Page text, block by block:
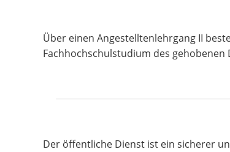
Über einen Angestelltenlehrgang II
Fachhochschulstudium des
Der öffentliche Dienst ist ein sicherer